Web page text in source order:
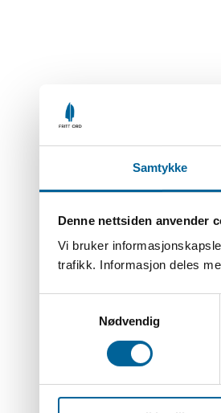
Samtykke
Denne nettsiden anvender
Vi bruker
trafikk. Informasjon deles
Nødvendig